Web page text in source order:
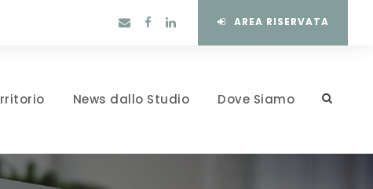
AREA RISERVATA
News dallo Studio Dove Siamo